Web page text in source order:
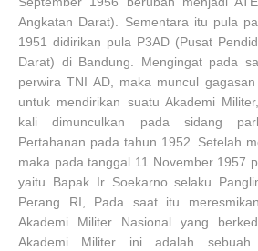
Angkatan Darat). Sementara itu pula
1951 didirikan pula P3AD (Pusat
Darat) di Bandung. Mengingat pada
perwira TNI AD, maka muncul
untuk mendirikan suatu Akademi
kali dimunculkan pada sidang
Pertahanan pada tahun 1952. Setelah
maka pada tanggal 11 November 1957
yaitu Bapak Ir Soekarno selaku
Perang RI, Pada saat itu
Akademi Militer Nasional yang
Akademi Militer ini adalah